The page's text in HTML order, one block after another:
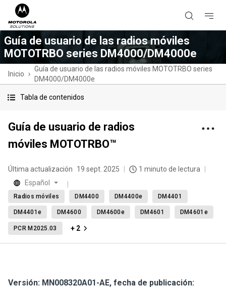
Guía de usuario de las radios móviles
MOTOTRBO series DM4000/DM4000e
Inicio
Guía de usuario de las radios móviles MOTOTRBO series
DM4000/DM4000e
Tabla de contenidos
Guía de usuario de radios
móviles MOTOTRBO™
Última actualización 19 sept. 2025
1 minuto de lectura
Español
Radios móviles DM4400 DM4400e DM4401
DM4401e DM4600 DM4600e DM4601 DM4601e
PCR M2025.03 + 2
Versión: MN008320A01-AE, fecha de publicación: